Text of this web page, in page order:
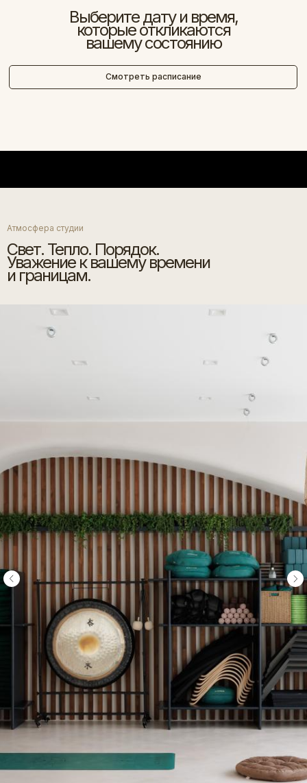
Выберите дату и время,
которые откликаются
вашему состоянию
Смотреть расписание
Атмосфера студии
Свет. Тепло. Порядок.
Уважение к вашему времени
и границам.